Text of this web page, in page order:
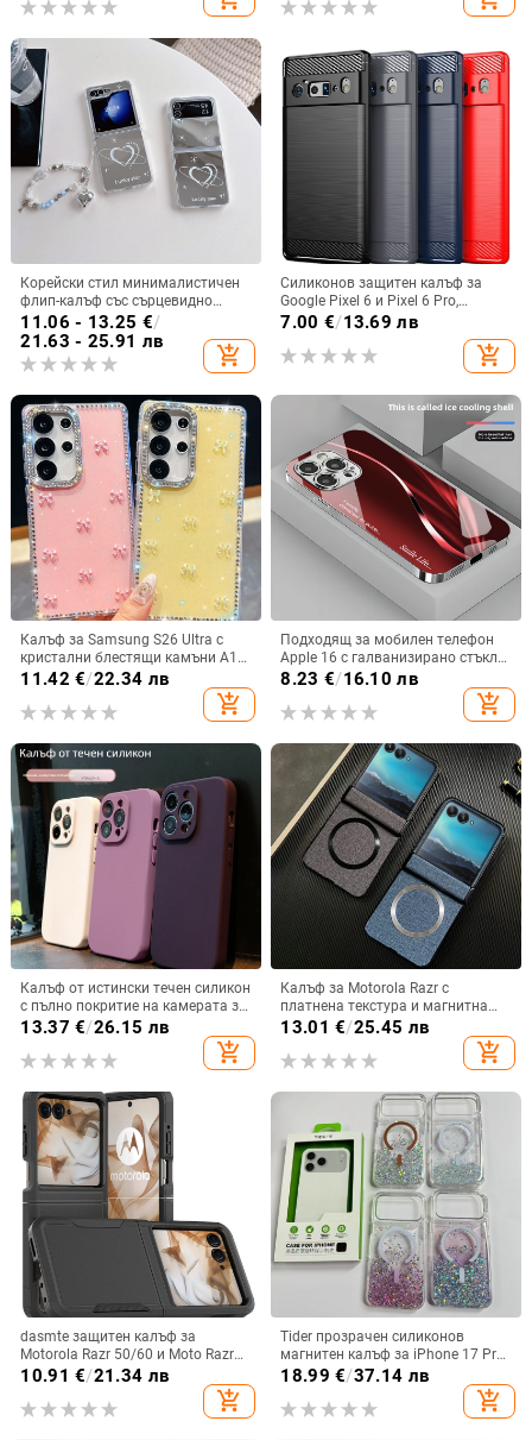
калъф Armor
Корейски стил минималистичен
флип-калъф със сърцевидно
огледало за Samsung Galaxy Z
Flip 3/4/5
11.06 - 13.25 €/
21.63 - 25.91 лв
add_shopping_cart
Силиконов защитен калъф за
Google Pixel 6 и Pixel 6 Pro,
съвместим с Pixel 7a, пълна
7.00 €/13.69 лв
add_shopping_cart
Калъф за Samsung S26 Ultra с
кристални блестящи камъни A17,
A57IMD Aurora Bow и S24FE,
11.42 €/22.34 лв
add_shopping_cart
Подходящ за мобилен телефон
Apple 16 с галванизирано стъкло
и ослепителна течаща светлина,
семпъл iPhone 17 Pro, модерен и
лек луксозен 14 Plus.
8.23 €/16.10 лв
add_shopping_cart
Калъф от истински течен силикон
с пълно покритие на камерата за
iPhone 14 Pro Max, iPhone 13 Pro
и iPhone 12 — удароустойчив
13.37 €/26.15 лв
add_shopping_cart
Калъф за Motorola Razr с
платнена текстура и магнитна
панта, флип
13.01 €/25.45 лв
add_shopping_cart
dasmte защитен калъф за
Motorola Razr 50/60 и Moto Razr
2024 с сгъваем дисплей
10.91 €/21.34 лв
add_shopping_cart
Tider прозрачен силиконов
магнитен калъф за iPhone 17 Pro
Max, защита срещу падане,
18.99 €/37.14 лв
add_shopping_cart